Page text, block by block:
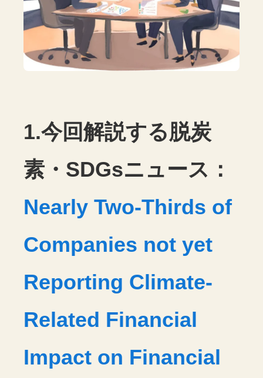
1.今回解説する脱炭
素・SDGsニュース：
Nearly Two-Thirds of
Companies not yet
Reporting Climate-
Related Financial
Impact on Financial